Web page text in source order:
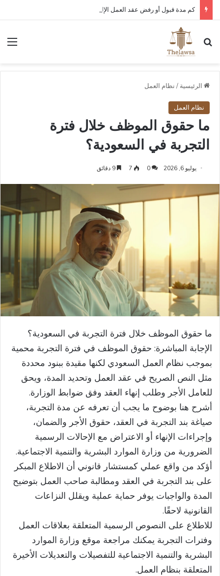
كم مدة قبول أو رفض عقد العمل الإلكتروني في قوى؟
بحث عن
الرئيسية / نظام العمل
نظام العمل
ما حقوق الموظف خلال فترة
التجربة في السعودية؟
يوليو 6, 2026 0
7
ما حقوق الموظف خلال فترة التجربة في السعودية؟
الإجابة المباشرة: حقوق الموظف في فترة التجربة محمية
بموجب نظام العمل السعودي لكنها مقيدة ببنود محددة
مثل النص الصريح في عقد العمل وتحديد المدة، ويحق
للعامل الأجر وطلب إنهاء العقد وفق ضوابط الوزارة.
أشرح هنا بوضوح ما يجب أن تعرفه عن مدة التجربة،
صياغة بند التجربة في العقد، حقوق الأجر والضمان،
وإجراءات الإنهاء أو الاعتراض مع الإحالات الرسمية
الضرورية من وزارة الموارد البشرية والتنمية الاجتماعية.
أؤكد من واقع عملي كمستشار قانوني أن الاطلاع المبكر
على بند التجربة في العقد ومطالبة صاحب العمل بتوضيح
المدة والواجبات يوفر حماية عملية ويقلل النزاعات
القانونية لاحقًا.
للاطلاع على النصوص الرسمية المتعلقة بعلاقات العمل
وفترات التجربة يمكنك مراجعة موقع وزارة الموارد
البشرية والتنمية الاجتماعية للتفصيلات والتعديلات الأخيرة
المتعلقة بنظام العمل.